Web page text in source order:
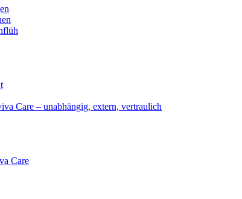
Care – unabhängig, extern, vertraulich
Care